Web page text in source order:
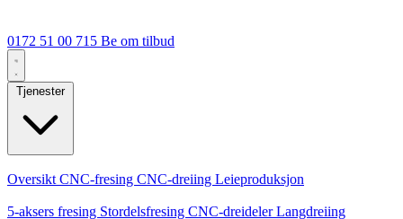
0172 51 00 715 Be om tilbud
Tjenester
Oversikt CNC-fresing CNC-dreiing Leieproduksjon
5-aksers fresing Stordelsfresing CNC-dreidelerLangdreiing